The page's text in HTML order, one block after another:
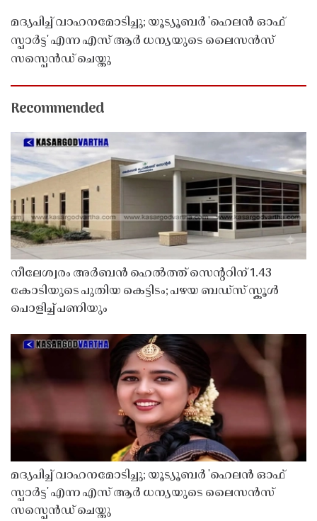
മദ്യപിച്ച് വാഹനമോടിച്ചു; യൂട്യൂബർ 'ഹെലൻ ഓഫ്
സ്പാർട്ട' എന്ന എസ് ആർ ധന്യയുടെ ലൈസൻസ്
സസ്പെൻഡ് ചെയ്തു ​​​​​​​
Recommended
നീലേശ്വരം അർബൻ ഹെൽത്ത് സെൻ്ററിന് 1.43
കോടിയുടെ പുതിയ കെട്ടിടം; പഴയ ബഡ്സ് സ്കൂൾ
പൊളിച്ച് പണിയും
മദ്യപിച്ച് വാഹനമോടിച്ചു; യൂട്യൂബർ 'ഹെലൻ ഓഫ്
സ്പാർട്ട' എന്ന എസ് ആർ ധന്യയുടെ ലൈസൻസ്
സസ്പെൻഡ് ചെയ്തു ​​​​​​​